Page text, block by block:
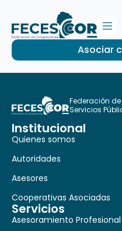
Asociar
Federación
Servicios
Institucional
Quienes somos
Autoridades
Asesores
Cooperativas Asociadas
Servicios
Asesoramiento Profesional